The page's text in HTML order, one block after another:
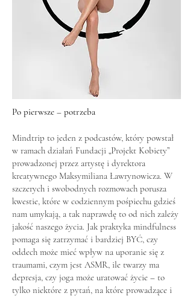
Po pierwsze – potrzeba
Mindtrip to jeden z podcastów, który powstał
w ramach działań Fundacji „Projekt Kobiety”
prowadzonej przez artystę i dyrektora
kreatywnego Maksymiliana Ławrynowicza. W
szczerych i swobodnych rozmowach porusza
kwestie, które w codziennym pośpiechu gdzieś
nam umykają, a tak naprawdę to od nich zależy
jakość naszego życia. Jak praktyka mindfulness
pomaga się zatrzymać i bardziej BYĆ, czy
oddech może mieć wpływ na uporanie się z
traumami, czym jest ASMR, ile twarzy ma
depresja, czy joga może uratować życie – to
tylko niektóre z pytań, na które prowadzące i